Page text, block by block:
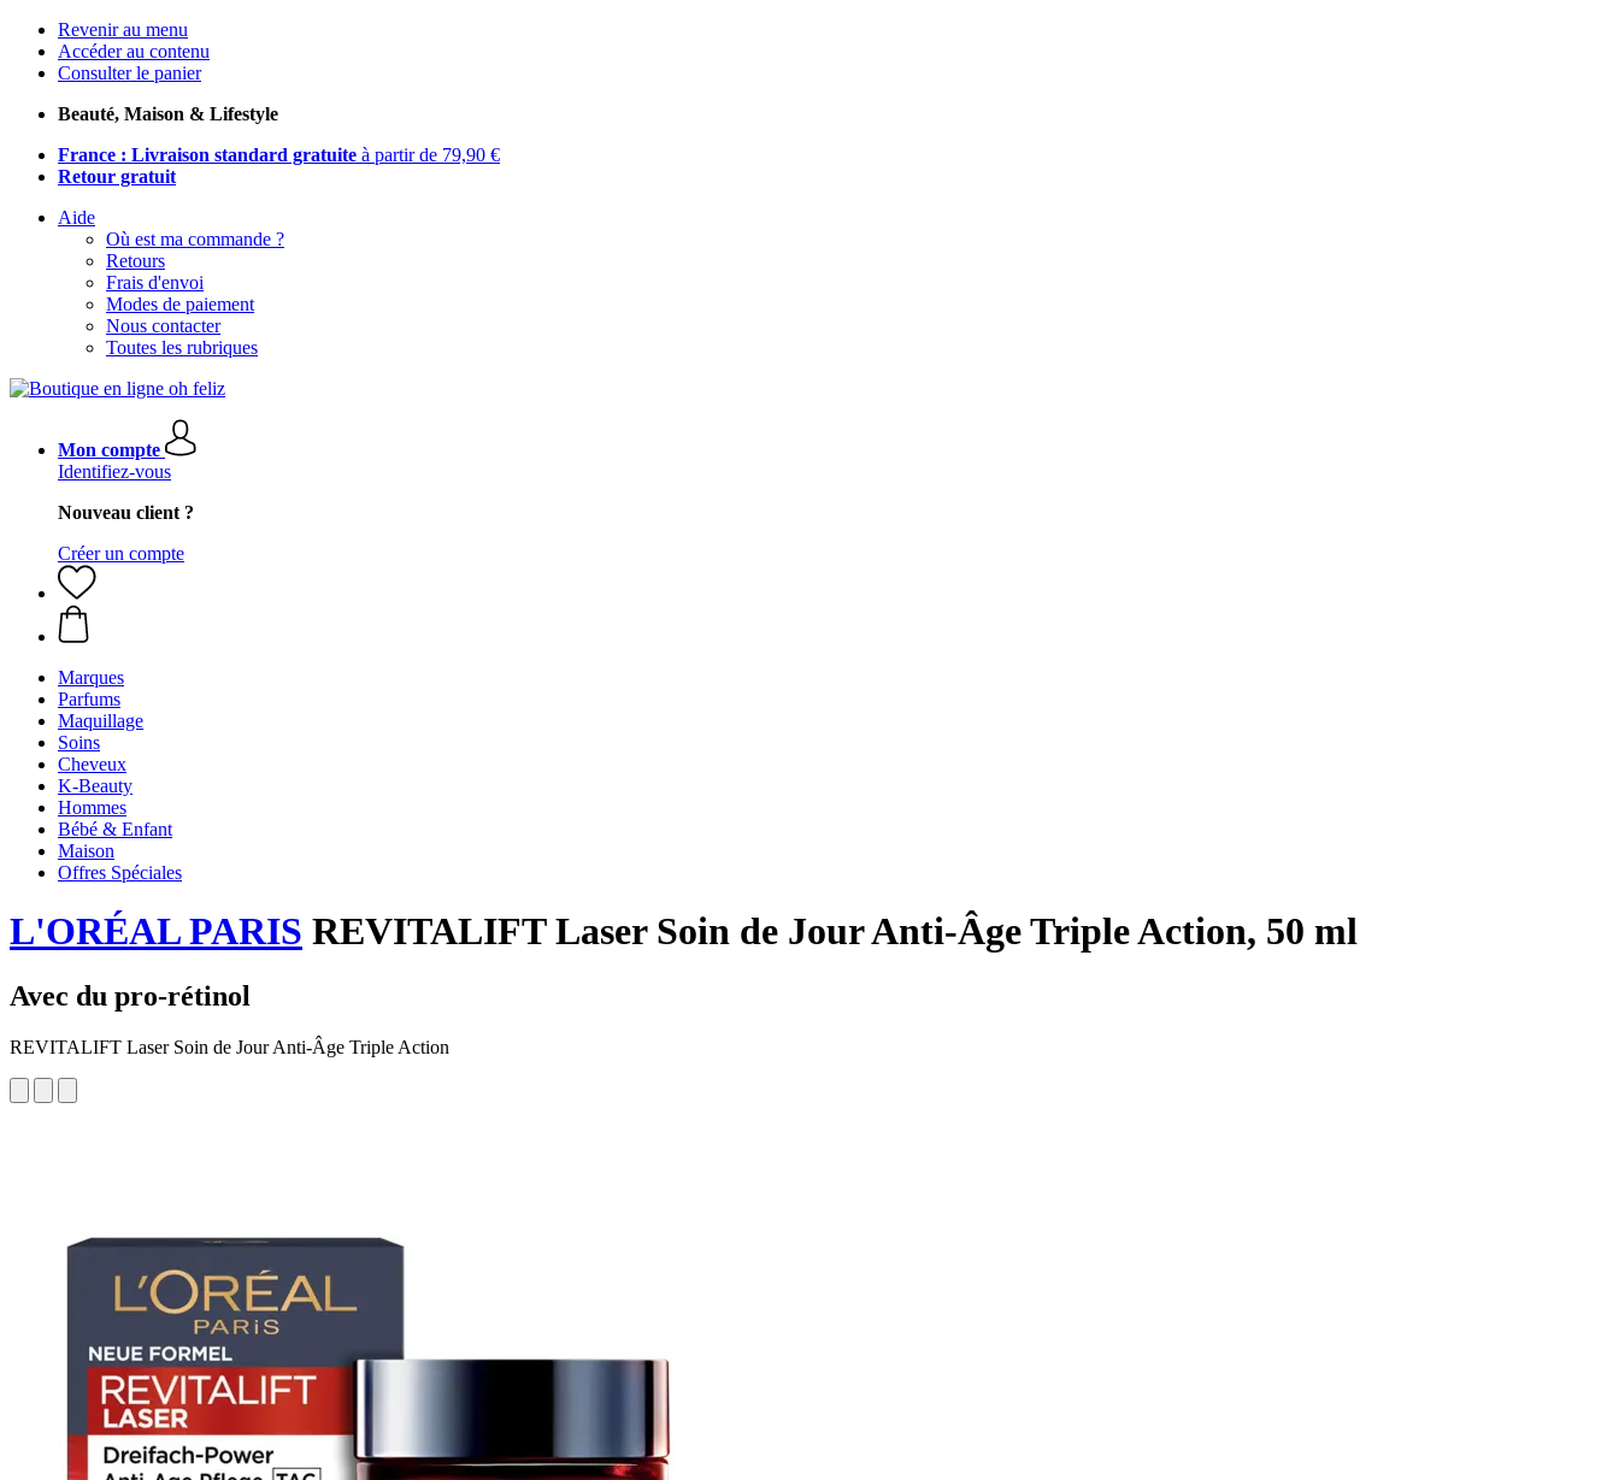
Revenir au menu
Accéder au contenu
Consulter le panier
Beauté, Maison & Lifestyle
France : Livraison standard gratuite à partir de 79,90 €
Retour gratuit
Aide
Où est ma commande ?
Retours
Frais d'envoi
Modes de paiement
Nous contacter
Toutes les rubriques
Mon compte
Identifiez-vous
Nouveau client ?
Créer un compte
Marques
Parfums
Maquillage
Soins
Cheveux
K-Beauty
Hommes
Bébé & Enfant
Maison
Offres Spéciales
L'ORÉAL PARIS REVITALIFT Laser Soin de Jour Anti-Âge Triple Action, 50 ml
Avec du pro-rétinol
REVITALIFT Laser Soin de Jour Anti-Âge Triple Action